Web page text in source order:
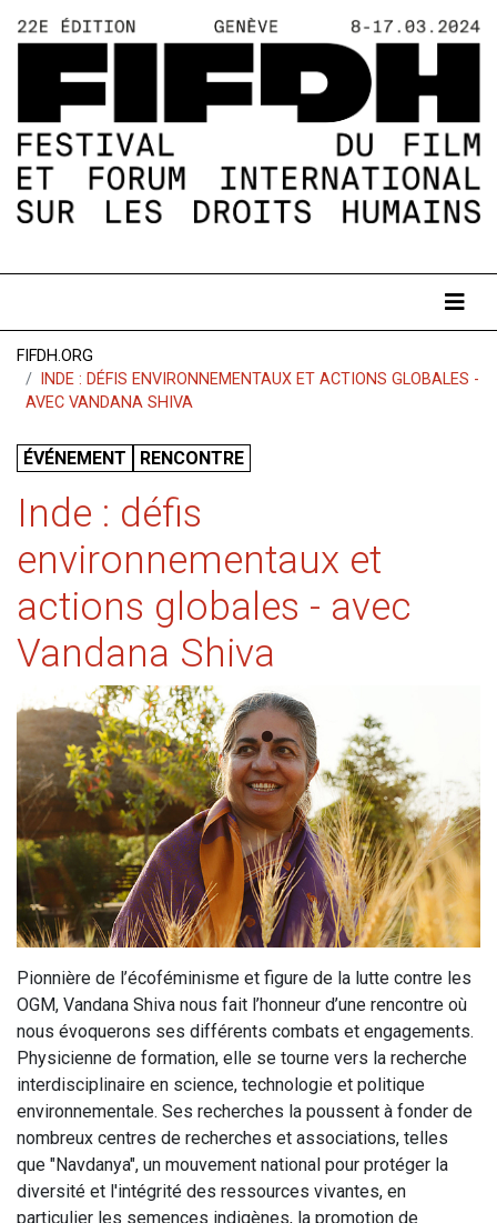
FIFDH.ORG
INDE : DÉFIS ENVIRONNEMENTAUX ET ACTIONS GLOBALES -
AVEC VANDANA SHIVA
ÉVÉNEMENT RENCONTRE
Inde : défis
environnementaux et
actions globales - avec
Vandana Shiva
Pionnière de l’écoféminisme et figure de la lutte contre les
OGM, Vandana Shiva nous fait l’honneur d’une rencontre où
nous évoquerons ses différents combats et engagements.
Physicienne de formation, elle se tourne vers la recherche
interdisciplinaire en science, technologie et politique
environnementale. Ses recherches la poussent à fonder de
nombreux centres de recherches et associations, telles
que "Navdanya", un mouvement national pour protéger la
diversité et l'intégrité des ressources vivantes, en
particulier les semences indigènes, la promotion de